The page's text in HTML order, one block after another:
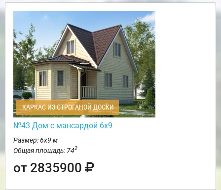
КАРКАС ИЗ СТРОГАНОЙ ДОСКИ
№43 Дом с мансардой 6х9
Размер: 6х9 м
Общая площадь: 742
от 2835900